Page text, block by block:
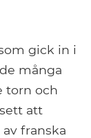
gick in i
många
torn och
att
franska